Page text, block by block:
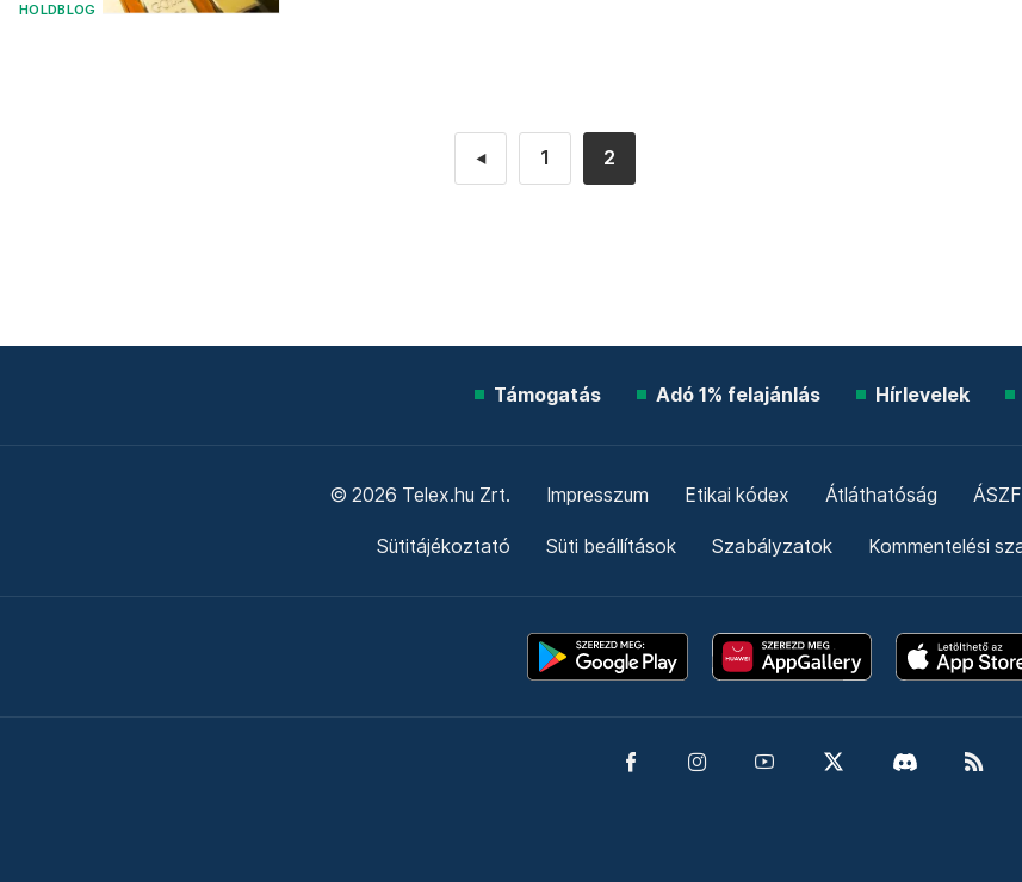
HOLDBLOG
◄ 1 2
Támogatás Adó 1% felajánlás Hírlevelek
© 2026 Telex.hu Zrt. Impresszum Etikai kódex Átláthatóság ÁSZF
Sütitájékoztató Süti beállítások Szabályzatok Kommentelési